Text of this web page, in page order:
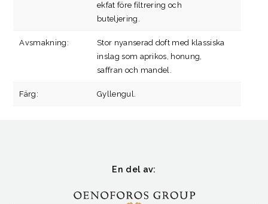
ekfat före filtrering och
buteljering.
Avsmakning:
Stor nyanserad doft med klassiska
inslag som aprikos, honung,
saffran och mandel.
Färg: Gyllengul.
En del av: